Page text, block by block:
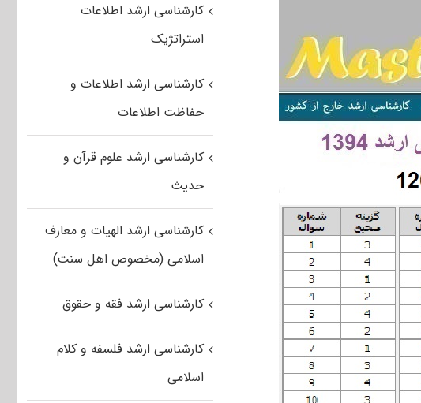
کارشناسی ارشد اطلاعات
استراتژیک
کارشناسی ارشد اطلاعات و
حفاظت اطلاعات
کارشناسی ارشد علوم قرآن و
حدیث
کارشناسی ارشد الهیات و معارف
اسلامی (مخصوص اهل سنت)
کارشناسی ارشد فقه و حقوق
کارشناسی ارشد فلسفه و کلام
اسلامی